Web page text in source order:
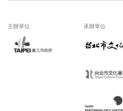
主辦單位 承辦單位